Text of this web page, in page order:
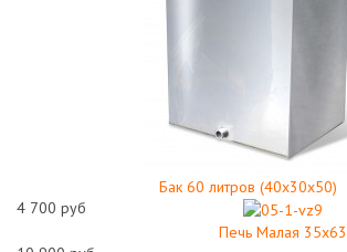
Бак 60 литров (40х30х50)
4 700 руб
Печь Малая 35х63